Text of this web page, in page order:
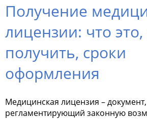
Получение
лицензии: что это,
получить, сроки
оформления
Медицинская лицензия – документ,
регламентирующий законную